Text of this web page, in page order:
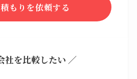
もりを依頼する
社を比較したい ／